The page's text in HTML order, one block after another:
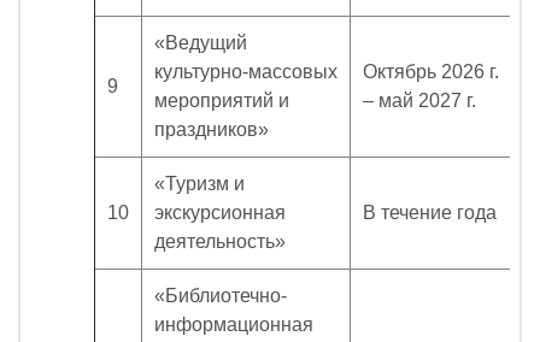
9
«Ведущий
культурно-массовых
мероприятий и
праздников»
Октябрь 2026 г.
– май 2027 г.
10
«Туризм и
экскурсионная
деятельность»
В течение года
«Библиотечно-
информационная